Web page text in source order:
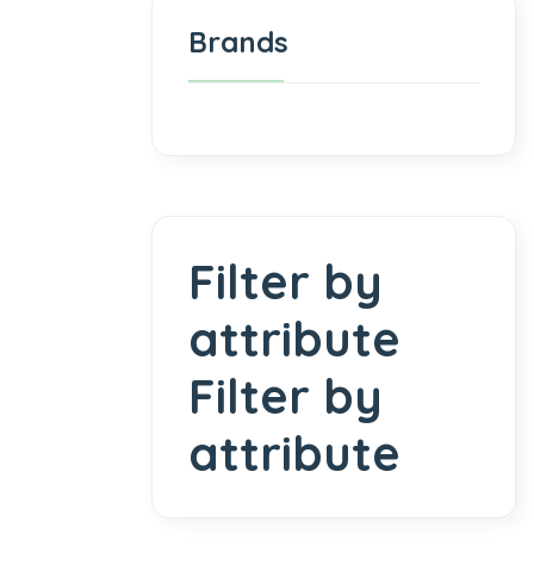
Brands
Filter by
attribute
Filter by
attribute